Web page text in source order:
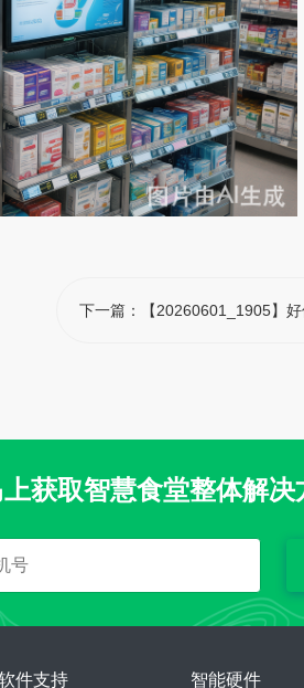
下一篇： 【20260601_1905】好伙狮数字商业方案，构建医
上获取智慧食堂整体解决
件支持 智能硬件